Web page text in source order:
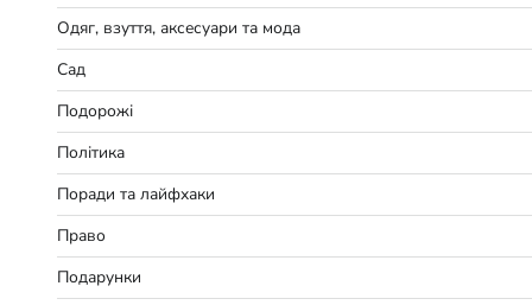
Одяг, взуття, аксесуари та мода
Сад
Подорожі
Політика
Поради та лайфхаки
Право
Подарунки